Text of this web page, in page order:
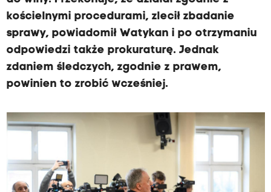
kościelnymi procedurami, zlecił zbadanie
sprawy, powiadomił Watykan i po otrzymaniu
odpowiedzi także prokuraturę. Jednak
zdaniem śledczych, zgodnie z prawem,
powinien to zrobić wcześniej.